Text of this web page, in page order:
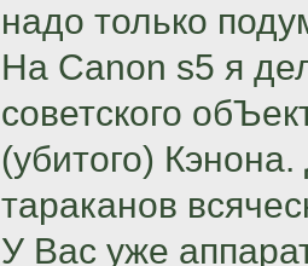
надо только
На Canon s5 я
советского
(убитого)
тараканов
У Вас уже